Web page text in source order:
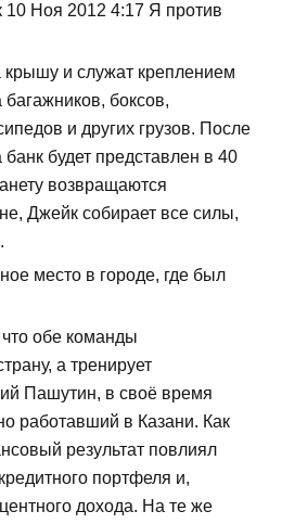
Ноя 2012 4:17 Я против
крышу и служат креплением
боксов,
и других грузов. После
будет представлен в 40
возвращаются
Джейк собирает все силы,
место в городе, где был
обе команды
а тренирует
Пашутин, в своё время
работавший в Казани. Как
результат повлиял
портфеля и,
дохода. На те же